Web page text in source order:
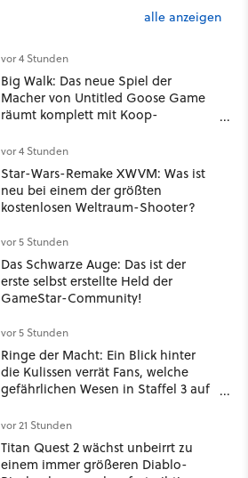
alle anzeigen
vor 4 Stunden
Big Walk: Das neue Spiel der
Macher von Untitled Goose Game
räumt komplett mit Koop-
vor 4 Stunden
Star-Wars-Remake XWVM: Was ist
neu bei einem der größten
kostenlosen Weltraum-Shooter?
vor 5 Stunden
Das Schwarze Auge: Das ist der
erste selbst erstellte Held der
GameStar-Community!
vor 5 Stunden
Ringe der Macht: Ein Blick hinter
die Kulissen verrät Fans, welche
gefährlichen Wesen in Staffel 3 auf
vor 21 Stunden
Titan Quest 2 wächst unbeirrt zu
einem immer größeren Diablo-